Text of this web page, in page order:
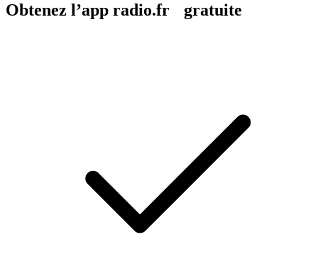
Obtenez l’app radio.fr gratuite